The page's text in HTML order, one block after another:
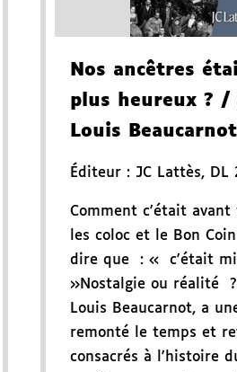
Nos ancêtres
plus heureux ? /
Louis Beaucarnot
Éditeur : JC Lattès, DL
Comment c'était avant
les coloc et le Bon
dire que : « c'était
»Nostalgie ou réalité
Louis Beaucarnot, a
remonté le temps et
consacrés à l'histoire